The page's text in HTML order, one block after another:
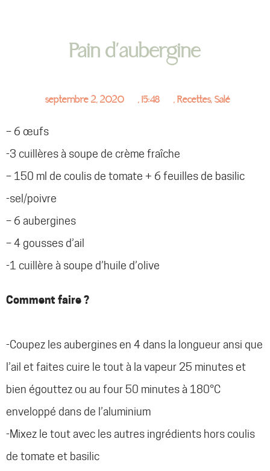
Pain d’aubergine
septembre 2, 2020 , 15:48 , Recettes, Salé
– 6 œufs
-3 cuillères à soupe de crème fraîche
– 150 ml de coulis de tomate + 6 feuilles de basilic
-sel/poivre
– 6 aubergines
– 4 gousses d’ail
-1 cuillère à soupe d’huile d’olive
Comment faire ?
-Coupez les aubergines en 4 dans la longueur ansi que
l’ail et faites cuire le tout à la vapeur 25 minutes et
bien égouttez ou au four 50 minutes à 180°C
enveloppé dans de l’aluminium
-Mixez le tout avec les autres ingrédients hors coulis
de tomate et basilic